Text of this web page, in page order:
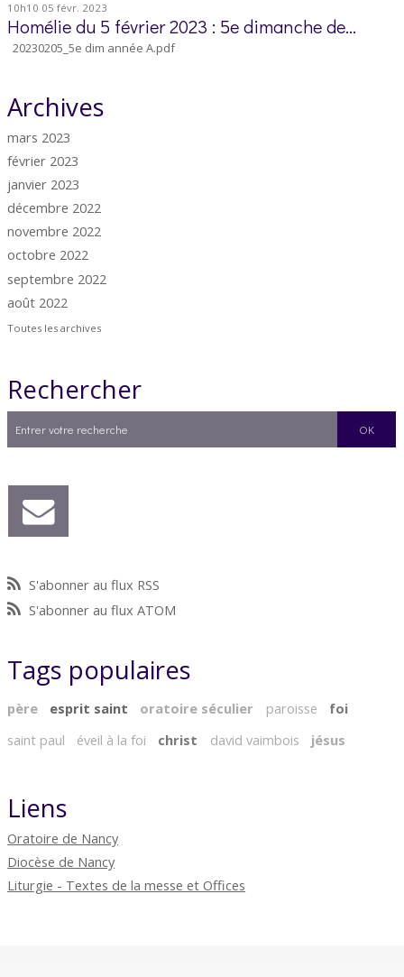
10h10 05 févr. 2023
Homélie du 5 février 2023 : 5e dimanche de...
20230205_5e dim année A.pdf
Archives
mars 2023
février 2023
janvier 2023
décembre 2022
novembre 2022
octobre 2022
septembre 2022
août 2022
Toutes les archives
Rechercher
S'abonner au flux RSS
S'abonner au flux ATOM
Tags populaires
père esprit saint oratoire séculier paroisse
foi
saint paul
éveil à la foi christ david vaimbois jésus
Liens
Oratoire de Nancy
Diocèse de Nancy
Liturgie - Textes de la messe et Offices